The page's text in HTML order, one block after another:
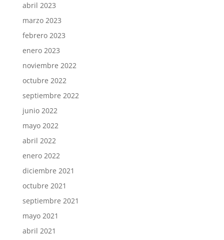
abril 2023
marzo 2023
febrero 2023
enero 2023
noviembre 2022
octubre 2022
septiembre 2022
junio 2022
mayo 2022
abril 2022
enero 2022
diciembre 2021
octubre 2021
septiembre 2021
mayo 2021
abril 2021